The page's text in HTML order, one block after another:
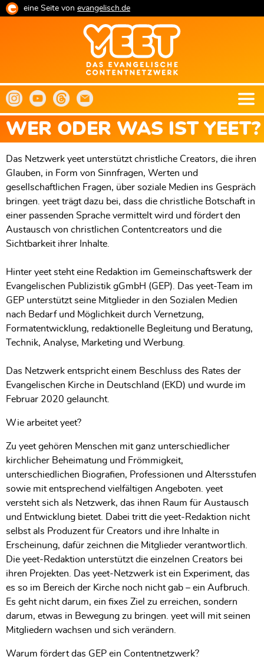
Direkteine Seite von evangelisch.de
WER ODER WAS IST YEET?
Das Netzwerk yeet unterstützt christliche Creators, die ihren
Glauben, in Form von Sinnfragen, Werten und
gesellschaftlichen Fragen, über soziale Medien ins Gespräch
bringen. yeet trägt dazu bei, dass die christliche Botschaft in
einer passenden Sprache vermittelt wird und fördert den
Austausch von christlichen Contentcreators und die
Sichtbarkeit ihrer Inhalte.
Hinter yeet steht eine Redaktion im Gemeinschaftswerk der
Evangelischen Publizistik gGmbH (GEP). Das yeet-Team im
GEP unterstützt seine Mitglieder in den Sozialen Medien
nach Bedarf und Möglichkeit durch Vernetzung,
Formatentwicklung, redaktionelle Begleitung und Beratung,
Technik, Analyse, Marketing und Werbung.
Das Netzwerk entspricht einem Beschluss des Rates der
Evangelischen Kirche in Deutschland (EKD) und wurde im
Februar 2020 gelauncht.
Wie arbeitet yeet?
Zu yeet gehören Menschen mit ganz unterschiedlicher
kirchlicher Beheimatung und Frömmigkeit,
unterschiedlichen Biografien, Professionen und Altersstufen
sowie mit entsprechend vielfältigen Angeboten. yeet
versteht sich als Netzwerk, das ihnen Raum für Austausch
und Entwicklung bietet. Dabei tritt die yeet-Redaktion nicht
selbst als Produzent für Creators und ihre Inhalte in
Erscheinung, dafür zeichnen die Mitglieder verantwortlich.
Die yeet-Redaktion unterstützt die einzelnen Creators bei
ihren Projekten. Das yeet-Netzwerk ist ein Experiment, das
es so im Bereich der Kirche noch nicht gab – ein Aufbruch.
Es geht nicht darum, ein fixes Ziel zu erreichen, sondern
darum, etwas in Bewegung zu bringen. yeet will mit seinen
Mitgliedern wachsen und sich verändern.
Warum fördert das GEP ein Contentnetzwerk?